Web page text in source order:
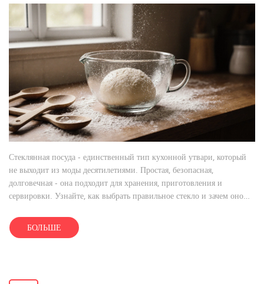
Стеклянная посуда - единственный тип кухонной утвари, который
не выходит из моды десятилетиями. Простая, безопасная,
долговечная - она подходит для хранения, приготовления и
сервировки. Узнайте, как выбрать правильное стекло и зачем оно
БОЛЬШЕ